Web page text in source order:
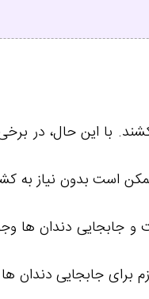
با این حال، در
بدون نیاز به
جابجایی دندان ها
جابجایی دندان ها